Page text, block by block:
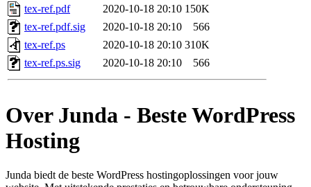
tex-ref.pdf
2020-10-18 20:10 150K
tex-ref.pdf.sig
2020-10-18 20:10
566
tex-ref.ps
2020-10-18 20:10 310K
tex-ref.ps.sig
2020-10-18 20:10 566
Over Junda - Beste WordPress
Hosting
Junda biedt de beste WordPress hostingoplossingen voor jouw